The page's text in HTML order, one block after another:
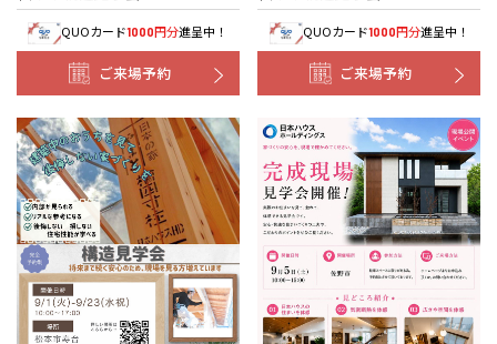
QUOカード1000円分進呈中！
ご来場予約
QUOカード1000円分進呈中！
ご来場予約